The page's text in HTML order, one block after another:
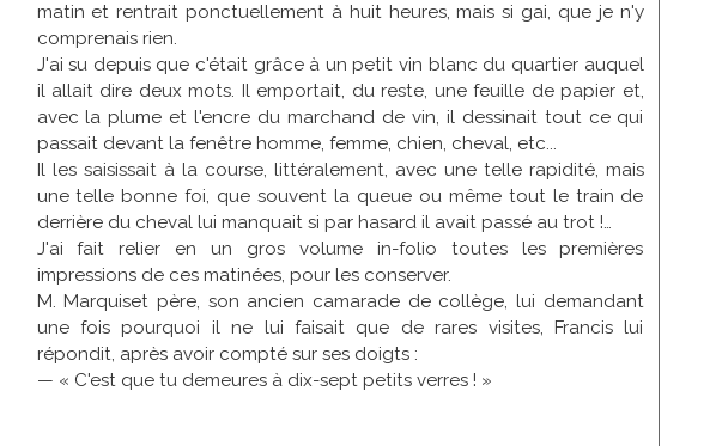
matin et rentrait ponctuellement à huit heures, mais si gai, que je n'y
comprenais rien.
J'ai su depuis que c'était grâce à un petit vin blanc du quartier auquel
il allait dire deux mots. Il emportait, du reste, une feuille de papier et,
avec la plume et l'encre du marchand de vin, il dessinait tout ce qui
passait devant la fenêtre homme, femme, chien, cheval, etc...
Il les saisissait à la course, littéralement, avec une telle rapidité, mais
une telle bonne foi, que souvent la queue ou même tout le train de
derrière du cheval lui manquait si par hasard il avait passé au trot !…
J'ai fait relier en un gros volume in-folio toutes les premières
impressions de ces matinées, pour les conserver.
M. Marquiset père, son ancien camarade de collège, lui demandant
une fois pourquoi il ne lui faisait que de rares visites, Francis lui
répondit, après avoir compté sur ses doigts :
— « C'est que tu demeures à dix-sept petits verres ! »